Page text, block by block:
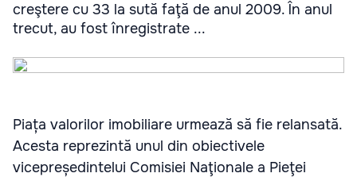
creştere cu 33 la sută faţă de anul 2009. În anul
trecut, au fost înregistrate ...
Piața valorilor imobiliare urmează să fie relansată.
Acesta reprezintă unul din obiectivele
vicepreședintelui Comisiei Naţionale a Pieţei